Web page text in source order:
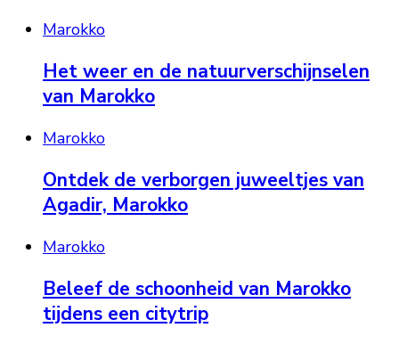
Marokko
Het weer en de natuurverschijnselen
van Marokko
Marokko
Ontdek de verborgen juweeltjes van
Agadir, Marokko
Marokko
Beleef de schoonheid van Marokko
tijdens een citytrip